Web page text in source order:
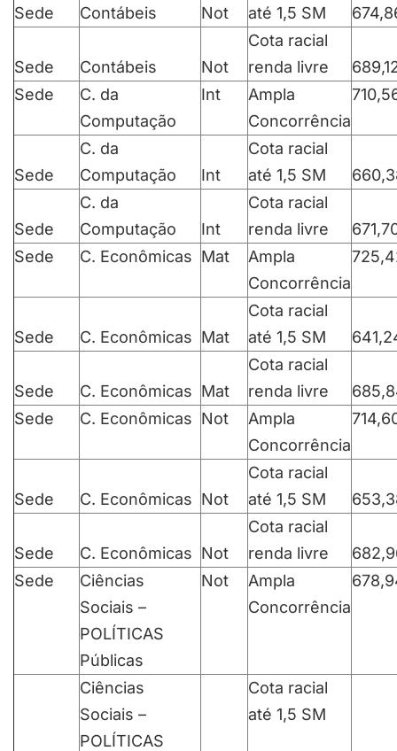
Sede Contábeis Not
até 1,5 SM
Sede Contábeis Not
Cota racial
renda livre
Sede
C. da
Computação
Int
Ampla
Concorrência
Sede
C. da
Computação
Int
Cota racial
até 1,5 SM
Sede
C. da
Computação
Int
Cota racial
renda livre
Sede
C. Econômicas Mat
Ampla
Concorrência
Sede C. Econômicas Mat
Cota racial
até 1,5 SM
Sede C. Econômicas Mat
Cota racial
renda livre
Sede
C. Econômicas Not
Ampla
Concorrência
Sede C. Econômicas Not
Cota racial
até 1,5 SM
Sede C. Econômicas Not
Cota racial
renda livre
Sede
Ciências
Sociais –
POLÍTICAS
Públicas
Not
Ampla
Concorrência
Ciências
Sociais –
POLÍTICAS
Cota racial
até 1,5 SM